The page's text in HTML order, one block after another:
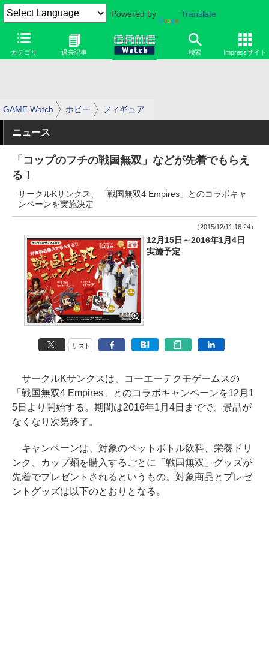
Powered by Translate
カテゴリ 過去記事 検索 Impressサイト
GAME Watch ホビー フィギュア
ニュース
「コップのフチの戦国無双」などが先着でもらえ
る！
サークルKサンクス、「戦国無双4 Empires」とのコラボキャ
ンペーンを実施決定
（2015/12/11 16:24）
12月15日～2016年1月4日
実施予定
リスト
サークルKサンクスは、コーエーテクモゲームスの
「戦国無双4 Empires」とのコラボキャンペーンを12月1
5日より開始する。期間は2016年1月4日までで、景品が
なくなり次第終了。
キャンペーンは、対象のペットボトル飲料、栄養ドリ
ンク、カップ麺を購入するごとに「戦国無双」グッズが
先着でプレゼントされるというもの。対象商品とプレゼ
ントグッズは以下のとおりとなる。